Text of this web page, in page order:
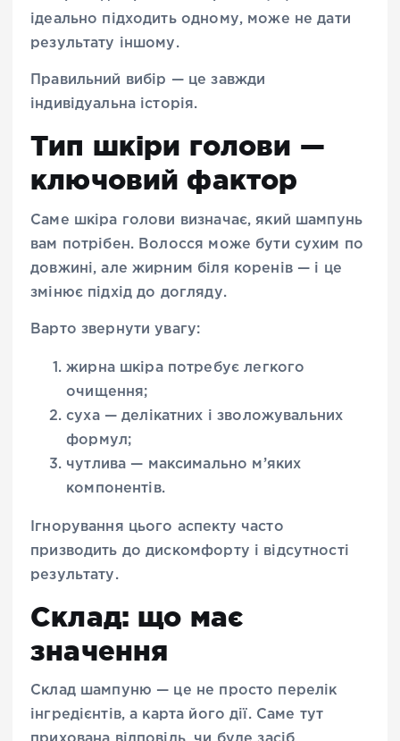
ідеально підходить одному, може не дати
результату іншому.
Правильний вибір — це завжди
індивідуальна історія.
Тип шкіри голови —
ключовий фактор
Саме шкіра голови визначає, який шампунь
вам потрібен. Волосся може бути сухим по
довжині, але жирним біля коренів — і це
змінює підхід до догляду.
Варто звернути увагу:
жирна шкіра потребує легкого
очищення;
суха — делікатних і зволожувальних
формул;
чутлива — максимально м’яких
компонентів.
Ігнорування цього аспекту часто
призводить до дискомфорту і відсутності
результату.
Склад: що має
значення
Склад шампуню — це не просто перелік
інгредієнтів, а карта його дії. Саме тут